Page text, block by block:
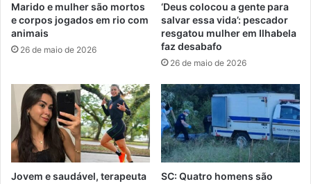
Marido e mulher são mortos
e corpos jogados em rio com
animais
26 de maio de 2026
‘Deus colocou a gente para
salvar essa vida’: pescador
resgatou mulher em Ilhabela
faz desabafo
26 de maio de 2026
Jovem e saudável, terapeuta
SC: Quatro homens são